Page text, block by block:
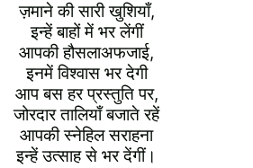
ज़माने की सारी खुशियाँ,
इन्हें बाहों में भर लेंगीं
आपकी हौसलाअफजाई,
इनमें विश्वास भर देगी
आप बस हर प्रस्तुति पर,
जोरदार तालियाँ बजाते रहें
आपकी स्नेहिल सराहना
इन्हें उत्साह से भर देंगीं।